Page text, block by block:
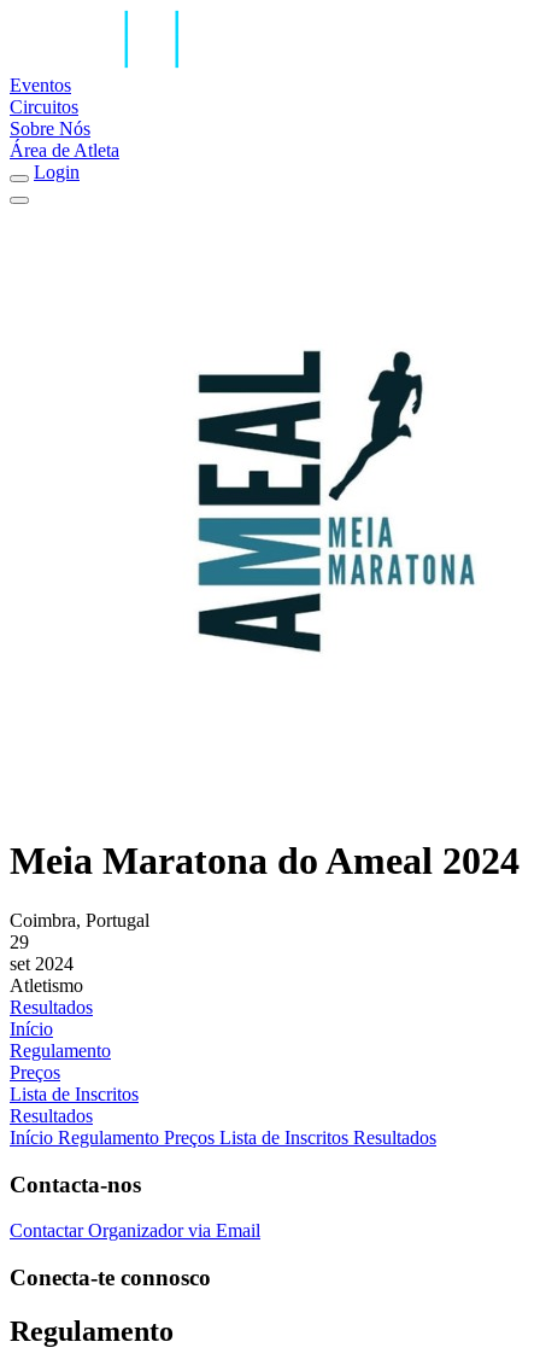
Eventos
Circuitos
Sobre Nós
Área de Atleta
Login
Meia Maratona do Ameal 2024
Coimbra, Portugal
29
set 2024
Atletismo
Resultados
Início
Regulamento
Preços
Lista de Inscritos
Resultados
Início Regulamento Preços Lista de Inscritos Resultados
Contacta-nos
Contactar Organizador via Email
Conecta-te connosco
Regulamento